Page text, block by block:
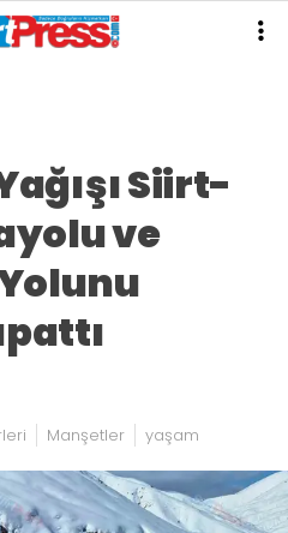
Siirt-
ve
Manşetler yaşam